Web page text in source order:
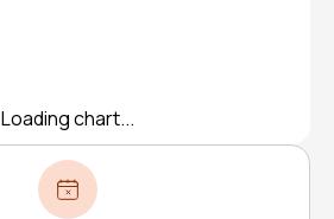
Loading chart...